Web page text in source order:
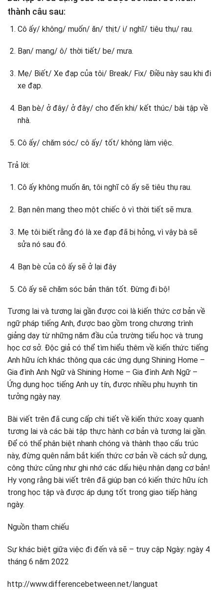
thành câu sau:
Cô ấy/ không/ muốn/ ăn/ thịt/ i/ nghĩ/ tiêu thụ/ rau.
Bạn/ mang/ ô/ thời tiết/ be/ mưa.
Mẹ/ Biết/ Xe đạp của tôi/ Break/ Fix/ Điều này sau khi đi
xe đạp.
Bạn bè/ ở đây/ ở đây/ cho đến khi/ kết thúc/ bài tập về
nhà.
Cô ấy/ chăm sóc/ cô ấy/ tốt/ không làm việc.
Trả lời:
Cô ấy không muốn ăn, tôi nghĩ cô ấy sẽ tiêu thụ rau.
Bạn nên mang theo một chiếc ô vì thời tiết sẽ mưa.
Mẹ tôi biết rằng đó là xe đạp đã bị hỏng, vì vậy bà sẽ
sửa nó sau đó.
Bạn bè của cô ấy sẽ ở lại đây
Cô ấy sẽ chăm sóc bản thân tốt. Đừng đi bộ!
Tương lai và tương lai gần được coi là kiến ​​thức cơ bản về
ngữ pháp tiếng Anh, được bao gồm trong chương trình
giảng dạy từ những năm đầu của trường tiểu học và trung
học cơ sở. Độc giả có thể tìm hiểu thêm về kiến ​​thức tiếng
Anh hữu ích khác thông qua các ứng dụng Shining Home –
Gia đình Anh Ngữ và Shining Home – Gia đình Anh Ngữ –
Ứng dụng học tiếng Anh uy tín, được nhiều phụ huynh tin
tưởng ngày nay.
Bài viết trên đã cung cấp chi tiết về kiến ​​thức xoay quanh
tương lai và các bài tập thực hành cơ bản và tương lai gần.
Để có thể phân biệt nhanh chóng và thành thạo cấu trúc
này, đừng quên nắm bắt kiến ​​thức cơ bản về cách sử dụng,
công thức cũng như ghi nhớ các dấu hiệu nhận dạng cơ bản!
Hy vọng rằng bài viết trên đã giúp bạn có kiến ​​thức hữu ích
trong học tập và được áp dụng tốt trong giao tiếp hàng
ngày.
Nguồn tham chiếu
Sự khác biệt giữa việc đi đến và sẽ – truy cập Ngày: ngày 4
tháng 6 năm 2022
http://www.differencebetween.net/languat